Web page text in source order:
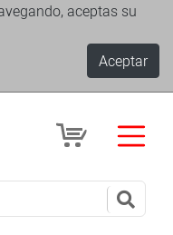
aceptas su
Aceptar